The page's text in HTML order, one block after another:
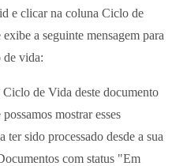
e clicar na coluna Ciclo de
a seguinte mensagem para
de vida:
Ciclo de Vida deste documento
mostrar esses
ter sido processado desde a sua
com status "Em